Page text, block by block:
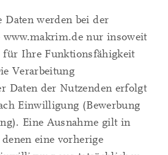
Daten werden bei der
www.makrim.de nur insoweit
für Ihre Funktionsfähigkeit
Verarbeitung
Daten der Nutzenden erfolgt
Einwilligung (Bewerbung
Eine Ausnahme gilt in
eine vorherige